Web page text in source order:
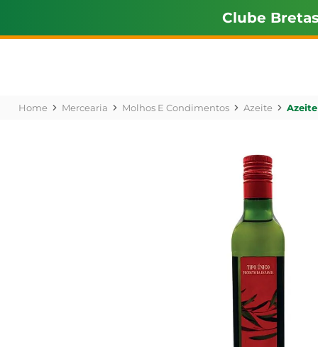
Clube Bretas
Mercearia Molhos E Condimentos Azeite